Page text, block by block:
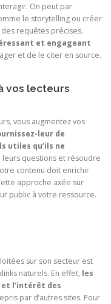
On peut par
le storytelling ou créer
requêtes précises.
et engageant
et de le citer en source.
vos lecteurs
vous augmentez vos
leur de
utiles qu’ils ne
leurs questions et résoudre
contenu doit enrichir
approche axée sur
public à votre ressource.
sur son secteur est
naturels. En effet, les
l’intérêt des
par d’autres sites. Pour